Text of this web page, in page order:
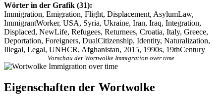
Wörter in der Grafik (31):
Immigration, Emigration, Flight, Displacement, AsylumLaw,
ImmigrantWorker, USA, Syria, Ukraine, Iran, Iraq, Integration,
Displaced, NewLife, Refugees, Returnees, Croatia, Italy, Greece,
Deportation, Foreigners, DualCitizenship, Identity, Naturalization,
Illegal, Legal, UNHCR, Afghanistan, 2015, 1990s, 19thCentury
Vorschau der Wortwolke Immigration over time
Eigenschaften der Wortwolke